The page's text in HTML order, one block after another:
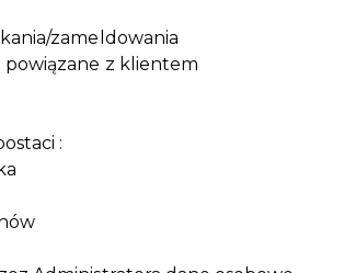
zameldowania
z klientem
: